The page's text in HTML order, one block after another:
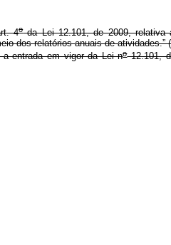
4oda Lei 12.101, de 2009, relativa
dos relatórios anuais de atividades.”
entrada em vigor da Lei no12.101,